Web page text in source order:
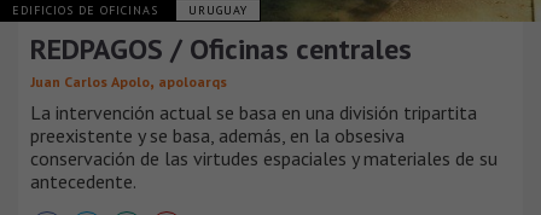
EDIFICIOS DE OFICINAS URUGUAY
REDPAGOS / Oficinas centrales
Juan Carlos Apolo, apoloarqs
La intervención actual se basa en una división tripartita
preexistente y se basa, además, en la obsesiva
conservación de las virtudes espaciales y materiales de su
antecedente.